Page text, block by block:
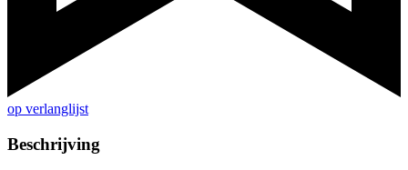
op verlanglijst
Beschrijving